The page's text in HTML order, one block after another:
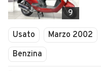
9
Usato Marzo 2002
Benzina